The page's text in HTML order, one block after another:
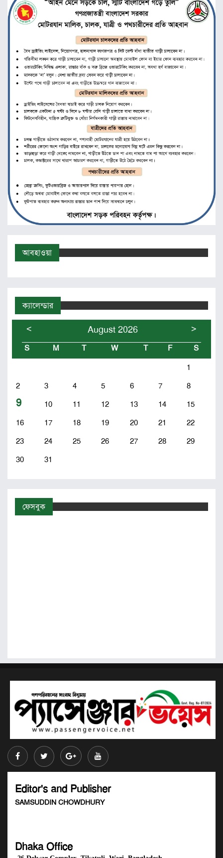
আবহাওয়া
ক্যালেন্ডার
< August 2026 >
S M T W T F
S
1
2
3 4 5 6 7 8
9 10 11 12 13 14
15
16
17 18 19 20 21
22
23
24 25 26 27 28
29
30
31
ফেসবুক
Editor's and Publisher
SAMSUDDIN CHOWDHURY
Dhaka Office